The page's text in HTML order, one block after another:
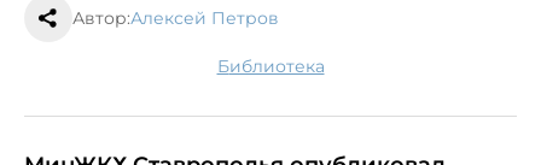
Автор:Алексей Петров
библиотека